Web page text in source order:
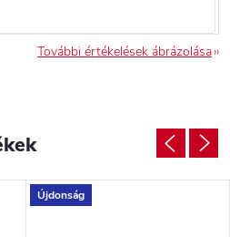
További értékelések ábrázolása
Újdonság